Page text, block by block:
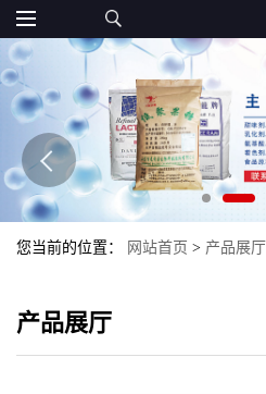
您当前的位置： 网站首页 > 产品展厅
产品展厅